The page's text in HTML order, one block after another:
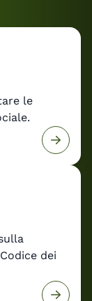
di
tecniche.
Luca e la
DDL
riforma.
le
dei